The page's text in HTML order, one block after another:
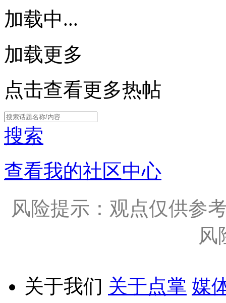
加载中...
加载更多
点击查看更多热帖
搜索
查看我的社区中心
风险提示：观点仅供参
风
关于我们 关于点掌 媒